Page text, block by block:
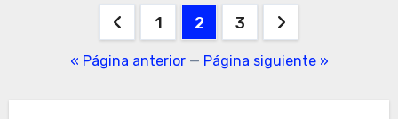
Paginación1 2 3
« Página anterior— Página siguiente »